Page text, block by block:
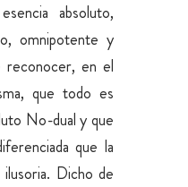
absoluto,
omnipotente y
reconocer, en el
que todo es
No-dual y que
que la
Dicho de